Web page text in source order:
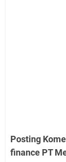
Posting
finance PT